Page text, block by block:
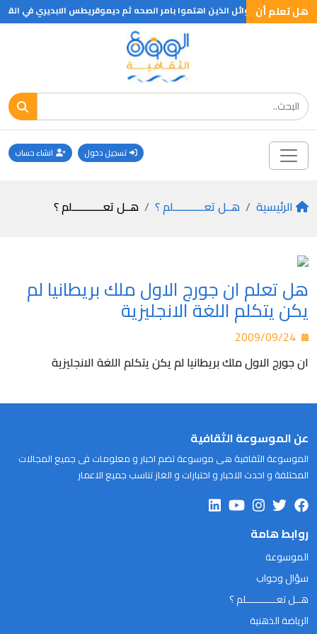
هل تعلم أن
تسجيل دخول انشاء حساب
الرئيسية هــل تعـــــــــــلم ؟ هــل تعـــــــــــلم ؟
هل تعلم ان جورج الاول ملك بريطانيا لم
يكن يتكلم اللغة الانجليزية
ان جورج الاول ملك بريطانيا لم يكن يتكلم اللغة الانجليزية
عن الموسوعة الثقافية
الموسوعة الثقافية هى موسوعة تضم اخبار و معلومات فى جميع المجالات
المختلفة و احدث الاخبار و اختبارات و الغاز تناسب جميع الاعمار
روابط هامة
الموسوعة
سؤال وجواب
هــل تعـــــــــــلم ؟
الرياضة الذهنية